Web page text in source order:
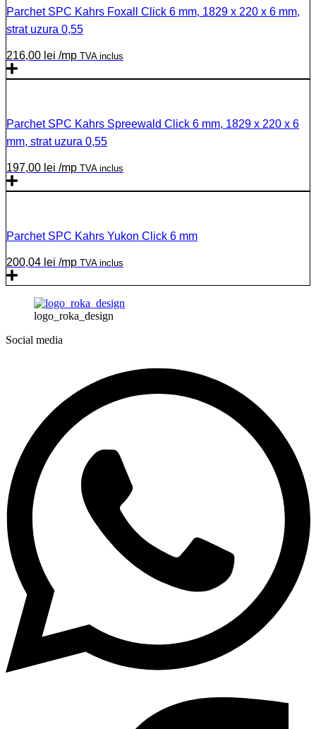
Parchet SPC Kahrs Foxall Click 6 mm, 1829 x 220 x 6 mm,
strat uzura 0,55
216,00 lei /mp TVA inclus
Parchet SPC Kahrs Spreewald Click 6 mm, 1829 x 220 x 6
mm, strat uzura 0,55
197,00 lei /mp TVA inclus
Parchet SPC Kahrs Yukon Click 6 mm
200,04 lei /mp TVA inclus
logo_roka_design
Social media